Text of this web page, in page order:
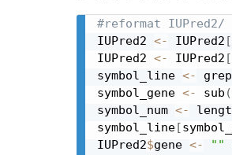
#reformat IUPred2/
IUPred2 <- IUPred2 [
IUPred2 <- IUPred2 [
symbol_line <- grep
symbol_gene <- sub (
symbol_num <-
symbol_line[
IUPred2$gene <- ""